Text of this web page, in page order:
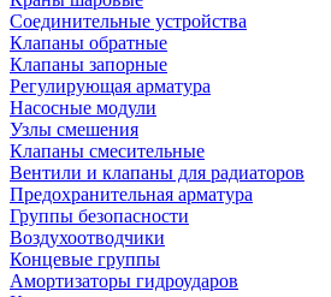
Соединительные устройства
Клапаны обратные
Клапаны запорные
Регулирующая арматура
Насосные модули
Узлы смешения
Клапаны смесительные
Вентили и клапаны для радиаторов
Предохранительная арматура
Группы безопасности
Воздухоотводчики
Концевые группы
Амортизаторы гидроударов